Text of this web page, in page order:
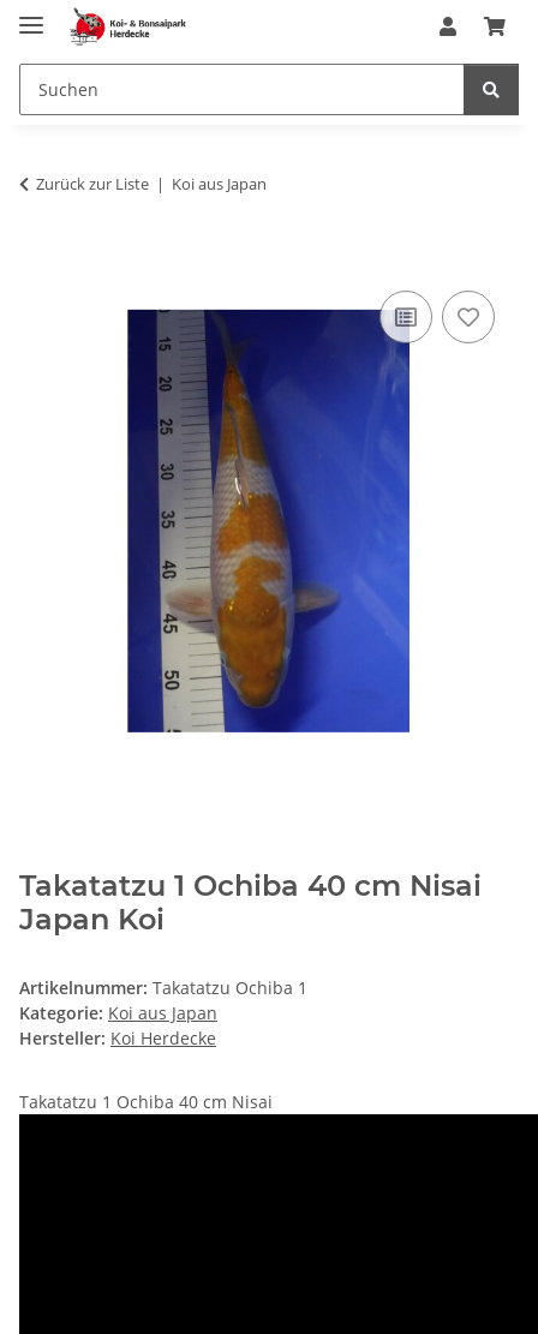
Zurück zur Liste Koi aus Japan
Takatatzu 1 Ochiba 40 cm Nisai
Japan Koi
Artikelnummer: Takatatzu Ochiba 1
Kategorie: Koi aus Japan
Hersteller: Koi Herdecke
Takatatzu 1 Ochiba 40 cm Nisai